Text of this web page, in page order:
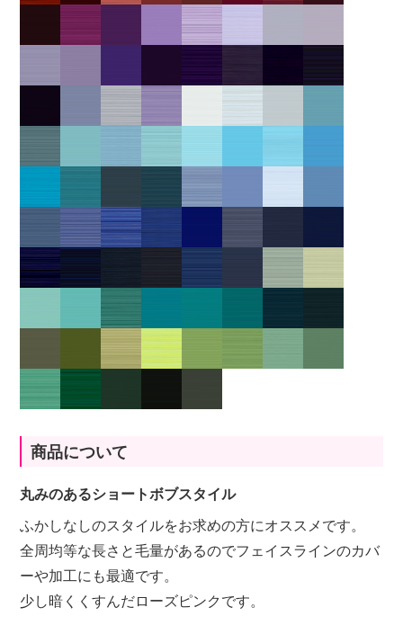
商品について
丸みのあるショートボブスタイル
ふかしなしのスタイルをお求めの方にオススメです。
全周均等な長さと毛量があるのでフェイスラインのカバ
ーや加工にも最適です。
少し暗くくすんだローズピンクです。